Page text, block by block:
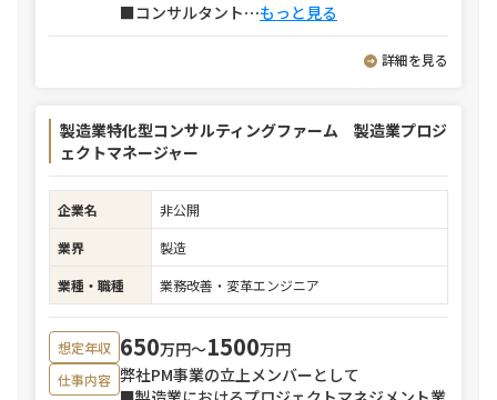
■コンサルタント⋯もっと見る
詳細を見る
製造業特化型コンサルティングファーム 製造業プロジ
ェクトマネージャー
企業名
非公開
業界
製造
業種・職種
業務改善・変革エンジニア
想定年収 650万円〜1500万円
仕事内容 弊社PM事業の立上メンバーとして